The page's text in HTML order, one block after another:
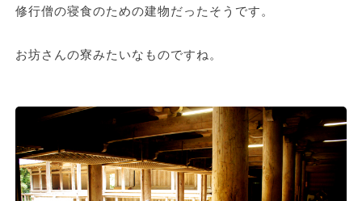
修行僧の寝食のための建物だったそうです。
お坊さんの寮みたいなものですね。